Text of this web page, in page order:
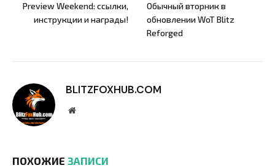
Preview Weekend: ссылки,
инструкции и награды!
Обычный вторник в
обновлении WoT Blitz
Reforged
BLITZFOXHUB.COM
Website
ПОХОЖИЕ ЗАПИСИ